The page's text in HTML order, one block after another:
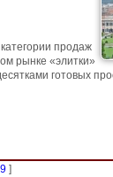
продаж
рынке «элитки»
готовых
9 ]
кровли